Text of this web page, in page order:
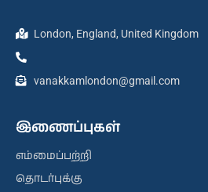
London, England, United Kingdom
vanakkamlondon@gmail.com
இணைப்புகள்
எம்மைப்பற்றி
தொடர்புக்கு